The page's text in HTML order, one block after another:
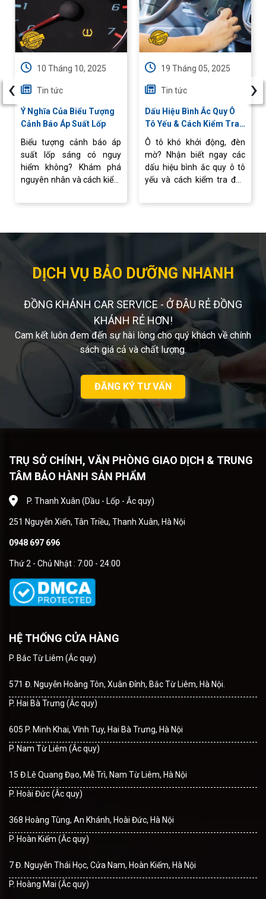
10 Tháng 10, 2025
Tin tức
Ý Nghĩa Của Biểu Tượng
Cảnh Báo Áp Suất Lốp
Biểu tượng cảnh báo áp
suất lốp sáng có nguy
hiểm không? Khám phá
nguyên nhân và cách kiểm
hành ổn định.
19 Tháng 05, 2025
Tin tức
Dấu Hiệu Bình Ắc Quy Ô
Tô Yếu & Cách Kiểm Tra
Nhanh Tại Nhà
Ô tô khó khởi động, đèn
mờ? Nhận biết ngay các
dấu hiệu bình ắc quy ô tô
yếu và cách kiểm tra đơn
ắc quy ô tô chính hãng, giá
‹ ›
DỊCH VỤ BẢO DƯỠNG NHANH
ĐỒNG KHÁNH CAR SERVICE - Ở ĐÂU RẺ ĐỒNG
KHÁNH RẺ HƠN!
Cam kết luôn đem đến sự hài lòng cho quý khách về chính
sách giá cả và chất lượng.
ĐĂNG KÝ TƯ VẤN
TRỤ SỞ CHÍNH, VĂN PHÒNG GIAO DỊCH & TRUNG
TÂM BẢO HÀNH SẢN PHẨM
P. Thanh Xuân (Dầu - Lốp - Ắc quy)
251 Nguyễn Xiển, Tân Triều, Thanh Xuân, Hà Nội
0948 697 696
Thứ 2 - Chủ Nhật : 7:00 - 24:00
HỆ THỐNG CỬA HÀNG
P. Bắc Từ Liêm (Ắc quy)
571 Đ. Nguyễn Hoàng Tôn, Xuân Đỉnh, Bắc Từ Liêm, Hà Nội.
P. Hai Bà Trưng (Ắc quy)
605 P. Minh Khai, Vĩnh Tuy, Hai Bà Trưng, Hà Nội
P. Nam Từ Liêm (Ắc quy)
15 Đ.Lê Quang Đạo, Mễ Trì, Nam Từ Liêm, Hà Nội
P. Hoài Đức (Ắc quy)
368 Hoàng Tùng, An Khánh, Hoài Đức, Hà Nội
P. Hoàn Kiếm (Ắc quy)
7 Đ. Nguyễn Thái Học, Cửa Nam, Hoàn Kiếm, Hà Nội
P. Hoàng Mai (Ắc quy)